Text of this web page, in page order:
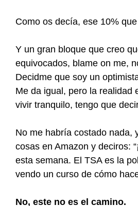
Como os decía, ese 10%
Y un gran bloque que creo
equivocados, blame on me,
Decidme que soy un
Me da igual, pero la realidad
vivir tranquilo, tengo que
No me habría costado nada,
cosas en Amazon y deciros:
esta semana. El TSA es la
vendo un curso de cómo
No, este no es el camino.